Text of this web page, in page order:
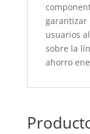
garantizar
usuarios
sobre la
ahorro